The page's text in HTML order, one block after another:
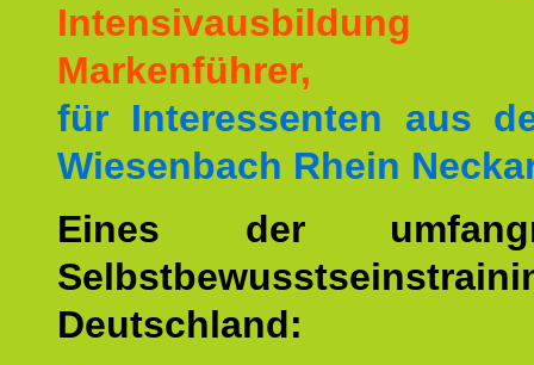
Markenführer,
für Interessenten aus
Wiesenbach Rhein
Eines der
Deutschland: